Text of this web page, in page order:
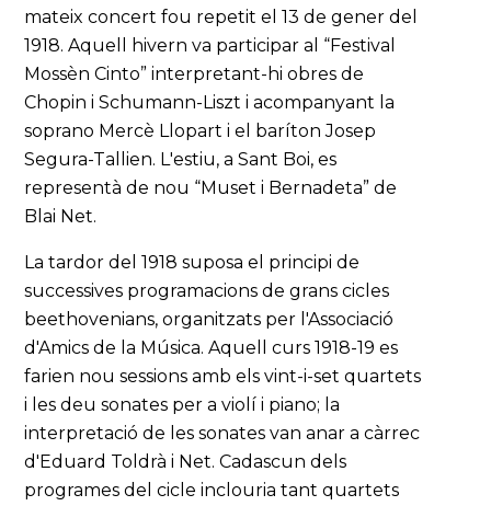
mateix concert fou repetit el 13 de gener del
1918. Aquell hivern va participar al “Festival
Mossèn Cinto” interpretant-hi obres de
Chopin i Schumann-Liszt i acompanyant la
soprano Mercè Llopart i el baríton Josep
Segura-Tallien. L'estiu, a Sant Boi, es
representà de nou “Muset i Bernadeta” de
Blai Net.
La tardor del 1918 suposa el principi de
successives programacions de grans cicles
beethovenians, organitzats per l'Associació
d'Amics de la Música. Aquell curs 1918-19 es
farien nou sessions amb els vint-i-set quartets
i les deu sonates per a violí i piano; la
interpretació de les sonates van anar a càrrec
d'Eduard Toldrà i Net. Cadascun dels
programes del cicle inclouria tant quartets